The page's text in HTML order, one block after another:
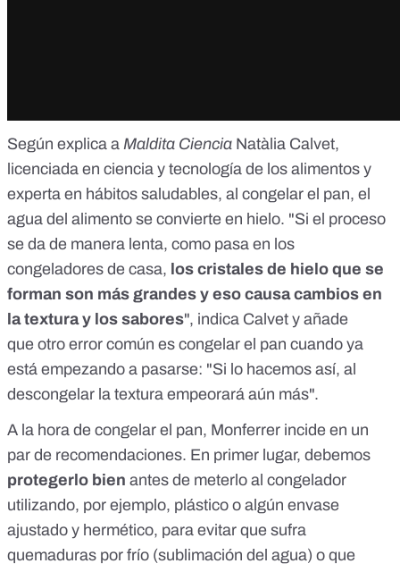
Según explica a Maldita Ciencia Natàlia Calvet,
licenciada en ciencia y tecnología de los alimentos y
experta en hábitos saludables, al congelar el pan, el
agua del alimento se convierte en hielo. "Si el proceso
se da de manera lenta, como pasa en los
congeladores de casa, los cristales de hielo que se
forman son más grandes y eso causa cambios en
la textura y los sabores", indica Calvet y añade
que otro error común es congelar el pan cuando ya
está empezando a pasarse: "Si lo hacemos así, al
descongelar la textura empeorará aún más".
A la hora de congelar el pan, Monferrer incide en un
par de recomendaciones. En primer lugar, debemos
protegerlo bien antes de meterlo al congelador
utilizando, por ejemplo, plástico o algún envase
ajustado y hermético, para evitar que sufra
quemaduras por frío (sublimación del agua) o que